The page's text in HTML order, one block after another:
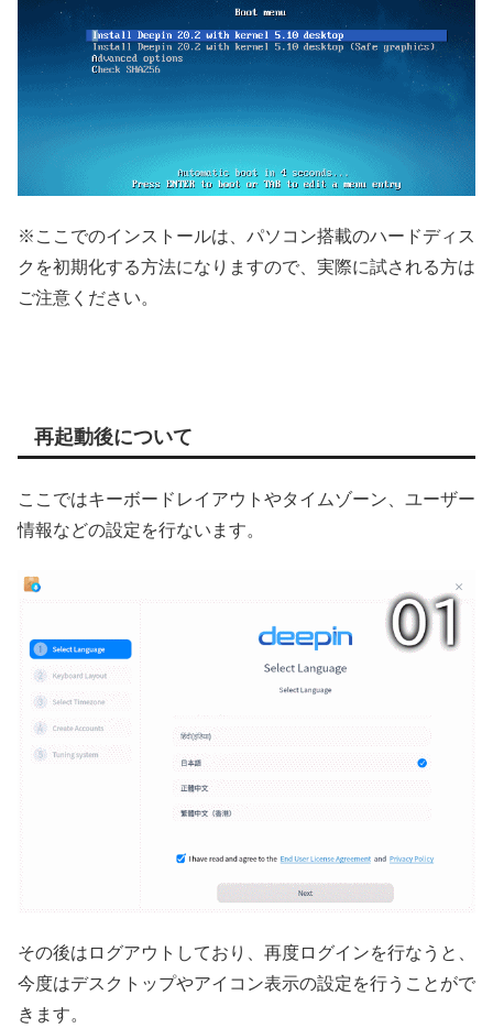
※ここでのインストールは、パソコン搭載のハードディス
クを初期化する方法になりますので、実際に試される方は
ご注意ください。
再起動後について
ここではキーボードレイアウトやタイムゾーン、ユーザー
情報などの設定を行ないます。
その後はログアウトしており、再度ログインを行なうと、
今度はデスクトップやアイコン表示の設定を行うことがで
きます。